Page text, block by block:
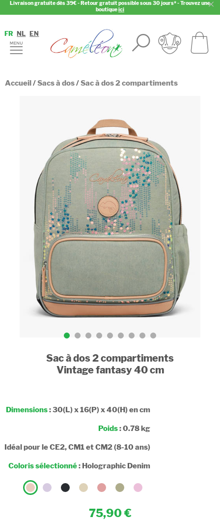
Livraison gratuite dès 39€ - Retour gratuit possible sous 30 jours* - Trouvez une
boutiqueici
FR NL EN
Accueil/Sacs à dos/Sac à dos 2 compartiments
Sac à dos 2 compartiments
Vintage fantasy 40 cm
Dimensions: 30(L) x 16(P) x 40(H) en cm
Poids: 0.78 kg
Idéal pour le CE2, CM1 et CM2 (8-10 ans)
Coloris sélectionné: Holographic Denim
75,90